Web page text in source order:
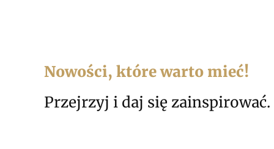
Nowości, które warto mieć!
Przejrzyj i daj się zainspirować.